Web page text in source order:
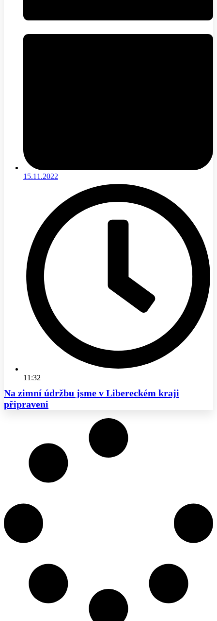
15.11.2022
11:32
Na zimní údržbu jsme v Libereckém kraji
připraveni